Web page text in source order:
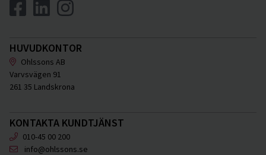
HUVUDKONTOR
Ohlssons AB
Varvsvägen 91
261 35 Landskrona
KONTAKTA KUNDTJÄNST
010-45 00 200
info@ohlssons.se